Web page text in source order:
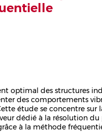
optimal des structures
des comportements
étude se concentre sur
dédié à la résolution du
à la méthode